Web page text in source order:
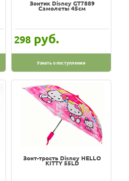
Зонтик Disney GT7889
Самолеты 45см
298 руб.
Узнать о поступлении
Зонт-трость Disney HELLO
KITTY 55LD